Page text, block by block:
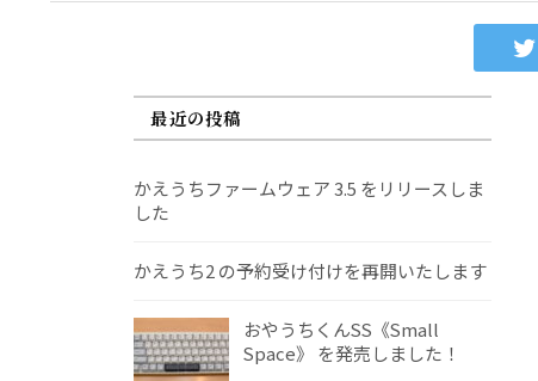
最近の投稿
かえうちファームウェア 3.5 をリリースしま
した
かえうち2 の予約受け付けを再開いたします
おやうちくんSS《Small
Space》 を発売しました！